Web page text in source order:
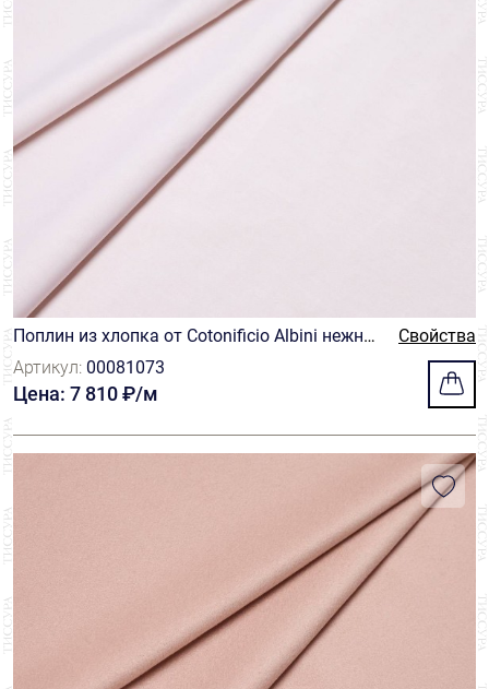
Поплин из хлопка от Cotonificio Albini нежно-
розового оттенка
Свойства
Артикул: 00081073
Цена: 7 810 ₽/м